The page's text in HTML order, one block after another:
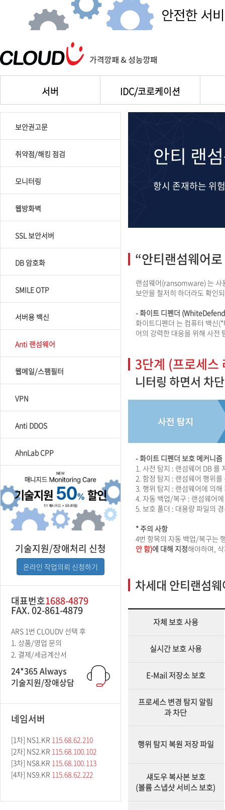
서버 IDC/코로케이션
보안권고문
취약점/해킹 점검
모니터링
웹방화벽
SSL 보안서버
DB 암호화
SMILE OTP
서버용 백신
Anti 랜섬웨어
웹메일/스팸필터
VPN
Anti DDOS
AhnLab CPP
기술지원/장애처리 신청
온라인 작업의뢰 신청하기
대표번호1688-4879
FAX. 02-861-4879
ARS 1번 CLOUDV 선택 후
1. 상품/영업 문의
2. 결제/세금계산서
24*365 Always
기술지원/장애상담
네임서버
[1차] NS1.KR 115.68.62.210
[2차] NS2.KR 115.68.100.102
[3차] NS8.KR 115.68.100.113
[4차] NS9.KR 115.68.62.222
안티 랜
항시 존재하는 위
“안티랜섬웨어
랜섬웨어(ransomware) 는 사
보안을 철저히 하더라도 확인
- 화이트 디펜더
화이트디펜더 는 컴퓨터 백신
어의 강력한 대응을 위해 사전
3단계 (프로세스
니터링 하면서 차
- 화이트 디펜더 보호 메커니즘
1. 사전 탐지 : 랜섬웨어 DB 를
2. 함정 탐지 : 랜섬웨어 행위
3. 행위 탐지 : 랜섬웨어에 의
4. 자동 백업/복구 : 랜섬웨어
5. 보호 폴더 : 대용량 파일의
* 주의 사항
4번 항목의 자동 백업/복구는
안 함)에 대해 지정해야하며,
차세대 안티랜섬
자체 보호 사용
실시간 보호 사용
E-Mail 저장소 보호
프로세스 변경 탐지 알림
과 차단
행위 탐지 복원 저장 파일
섀도우 복사본 보호
(볼륨 스냅샷 서비스 보호)